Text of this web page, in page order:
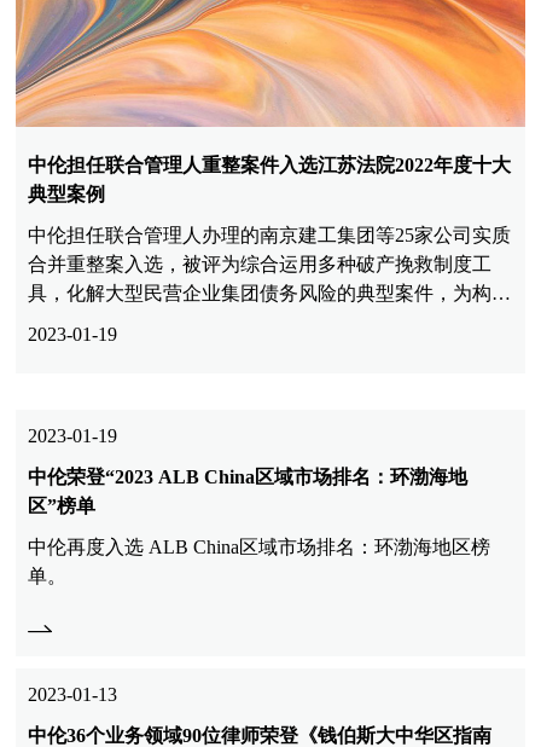
中伦担任联合管理人重整案件入选江苏法院2022年度十大
典型案例
中伦担任联合管理人办理的南京建工集团等25家公司实质
合并重整案入选，被评为综合运用多种破产挽救制度工
具，化解大型民营企业集团债务风险的典型案件，为构建
2023-01-19
2023-01-19
中伦荣登“2023 ALB China区域市场排名：环渤海地
区”榜单
中伦再度入选 ALB China区域市场排名：环渤海地区榜
单。
2023-01-13
中伦36个业务领域90位律师荣登《钱伯斯大中华区指南